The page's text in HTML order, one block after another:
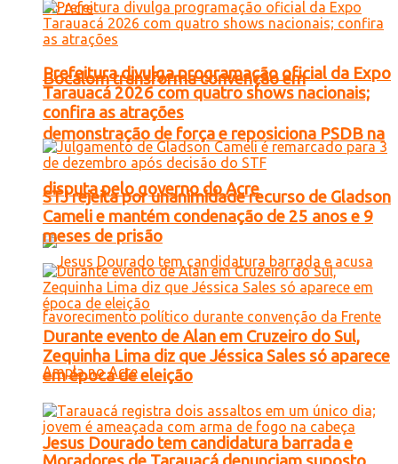
Bocalom transforma convenção em
demonstração de força e reposiciona PSDB na
disputa pelo governo do Acre
Jesus Dourado tem candidatura barrada e
Prefeitura divulga programação oficial da Expo
Tarauacá 2026 com quatro shows nacionais;
confira as atrações
STJ rejeita por unanimidade recurso de Gladson
Cameli e mantém condenação de 25 anos e 9
meses de prisão
Durante evento de Alan em Cruzeiro do Sul,
Zequinha Lima diz que Jéssica Sales só aparece
em época de eleição